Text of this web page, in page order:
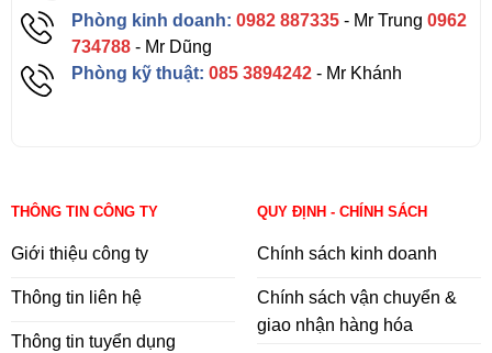
Phòng kinh doanh: 0982 887335 - Mr Trung0962
734788 - Mr Dũng
Phòng kỹ thuật:085 3894242 - Mr Khánh
THÔNG TIN CÔNG TY
Giới thiệu công ty
Thông tin liên hệ
Thông tin tuyển dụng
QUY ĐỊNH - CHÍNH SÁCH
Chính sách kinh doanh
Chính sách vận chuyển &
giao nhận hàng hóa